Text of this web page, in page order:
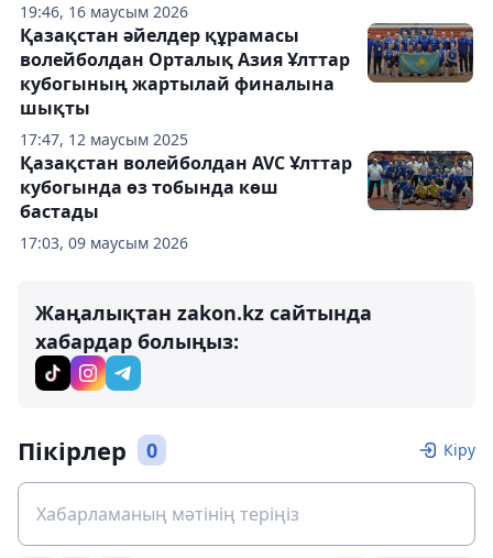
19:46, 16 маусым 2026
17:47, 12 маусым 2025
Қазақстан әйелдер құрамасы
волейболдан Орталық Азия Ұлттар
кубогының жартылай финалына
шықты
17:03, 09 маусым 2026
Қазақстан волейболдан AVC Ұлттар
кубогында өз тобында көш
бастады
Жаңалықтан zakon.kz сайтында
хабардар болыңыз:
Пікірлер 0 Кіру